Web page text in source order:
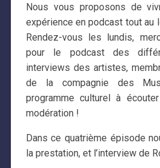
Nous vous proposons de
expérience en podcast tout au
Rendez-vous les lundis,
pour le podcast des
interviews des artistes,
de la compagnie des
programme culturel à
modération !
Dans ce quatrième épisode
la prestation, et l’interview de